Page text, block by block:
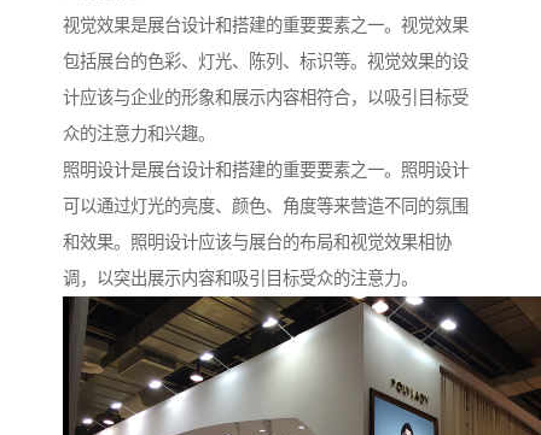
视觉效果是展台设计和搭建的重要要素之一。视觉效果
包括展台的色彩、灯光、陈列、标识等。视觉效果的设
计应该与企业的形象和展示内容相符合，以吸引目标受
众的注意力和兴趣。
照明设计是展台设计和搭建的重要要素之一。照明设计
可以通过灯光的亮度、颜色、角度等来营造不同的氛围
和效果。照明设计应该与展台的布局和视觉效果相协
调，以突出展示内容和吸引目标受众的注意力。